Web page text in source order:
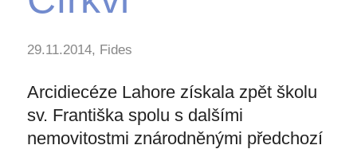
29.11.2014, Fides
Arcidiecéze Lahore získala zpět školu
sv. Františka spolu s dalšími
nemovitostmi znárodněnými předchozí